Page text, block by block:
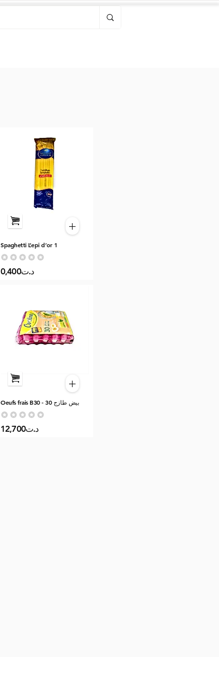
+
Spaghetti L’epi d’or 1
Aucune note pour le moment
0,400د.ت
+
Oeufs frais B30 - بيض طازج 30
Aucune note pour le moment
12,700د.ت